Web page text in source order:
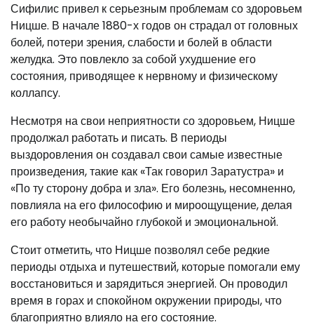
Сифилис привел к серьезным проблемам со здоровьем
Ницше. В начале 1880-х годов он страдал от головных
болей, потери зрения, слабости и болей в области
желудка. Это повлекло за собой ухудшение его
состояния, приводящее к нервному и физическому
коллапсу.
Несмотря на свои неприятности со здоровьем, Ницше
продолжал работать и писать. В периоды
выздоровления он создавал свои самые известные
произведения, такие как «Так говорил Заратустра» и
«По ту сторону добра и зла». Его болезнь, несомненно,
повлияла на его философию и мироощущение, делая
его работу необычайно глубокой и эмоциональной.
Стоит отметить, что Ницше позволял себе редкие
периоды отдыха и путешествий, которые помогали ему
восстановиться и зарядиться энергией. Он проводил
время в горах и спокойном окружении природы, что
благоприятно влияло на его состояние.